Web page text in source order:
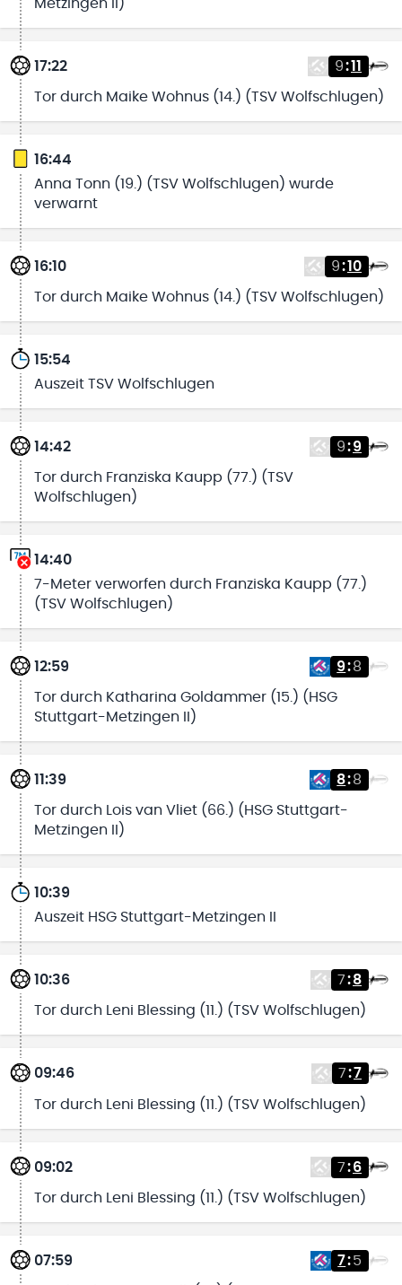
Metzingen II)
17:22 9:11
Tor durch Maike Wohnus (14.) (TSV Wolfschlugen)
16:44
Anna Tonn (19.) (TSV Wolfschlugen) wurde
verwarnt
16:10 9:10
Tor durch Maike Wohnus (14.) (TSV Wolfschlugen)
15:54
Auszeit TSV Wolfschlugen
14:42 9:9
Tor durch Franziska Kaupp (77.) (TSV
Wolfschlugen)
14:40
7-Meter verworfen durch Franziska Kaupp (77.)
(TSV Wolfschlugen)
12:59 9:8
Tor durch Katharina Goldammer (15.) (HSG
Stuttgart-Metzingen II)
11:39 8:8
Tor durch Lois van Vliet (66.) (HSG Stuttgart-
Metzingen II)
10:39
Auszeit HSG Stuttgart-Metzingen II
10:36 7:8
Tor durch Leni Blessing (11.) (TSV Wolfschlugen)
09:46 7:7
Tor durch Leni Blessing (11.) (TSV Wolfschlugen)
09:02 7:6
Tor durch Leni Blessing (11.) (TSV Wolfschlugen)
07:59 7:5